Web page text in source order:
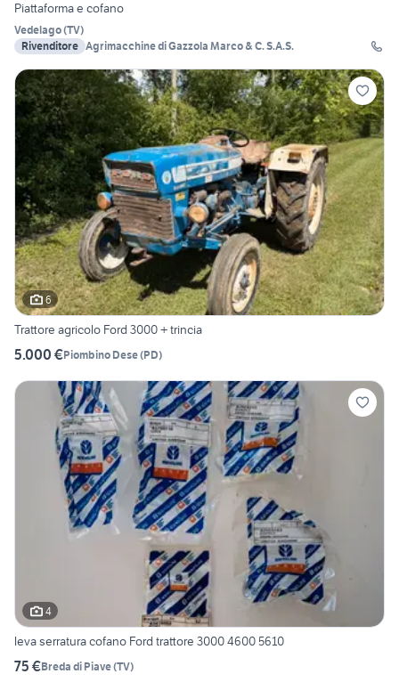
Piattaforma e cofano
Vedelago(TV)
Rivenditore Agrimacchine di Gazzola Marco & C. S.A.S.
6
Trattore agricolo Ford 3000 + trincia
5.000 €Piombino Dese(PD)
4
leva serratura cofano Ford trattore 3000 4600 5610
75 €Breda di Piave(TV)